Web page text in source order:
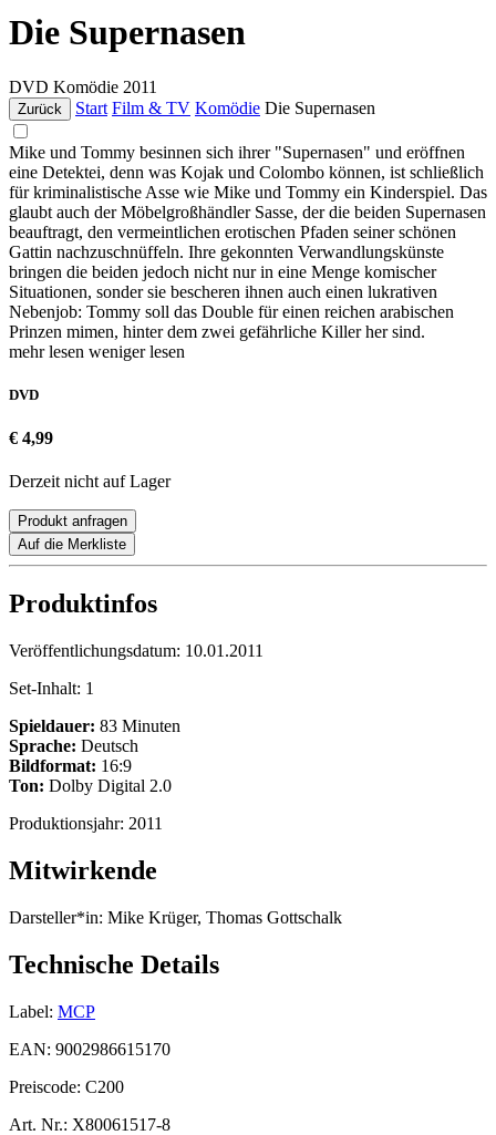
Die Supernasen
DVD Komödie 2011
Zurück Start Film & TV Komödie Die Supernasen
Mike und Tommy besinnen sich ihrer "Supernasen" und eröffnen
eine Detektei, denn was Kojak und Colombo können, ist schließlich
für kriminalistische Asse wie Mike und Tommy ein Kinderspiel. Das
glaubt auch der Möbelgroßhändler Sasse, der die beiden Supernasen
beauftragt, den vermeintlichen erotischen Pfaden seiner schönen
Gattin nachzuschnüffeln. Ihre gekonnten Verwandlungskünste
bringen die beiden jedoch nicht nur in eine Menge komischer
Situationen, sonder sie bescheren ihnen auch einen lukrativen
Nebenjob: Tommy soll das Double für einen reichen arabischen
Prinzen mimen, hinter dem zwei gefährliche Killer her sind.
mehr lesen weniger lesen
DVD
€ 4,99
Derzeit nicht auf Lager
Produkt anfragen
Auf die Merkliste
Produktinfos
Veröffentlichungsdatum: 10.01.2011
Set-Inhalt: 1
Spieldauer: 83 Minuten
Sprache: Deutsch
Bildformat: 16:9
Ton: Dolby Digital 2.0
Produktionsjahr: 2011
Mitwirkende
Darsteller*in: Mike Krüger, Thomas Gottschalk
Technische Details
Label: MCP
EAN: 9002986615170
Preiscode: C200
Art. Nr.: X80061517-8